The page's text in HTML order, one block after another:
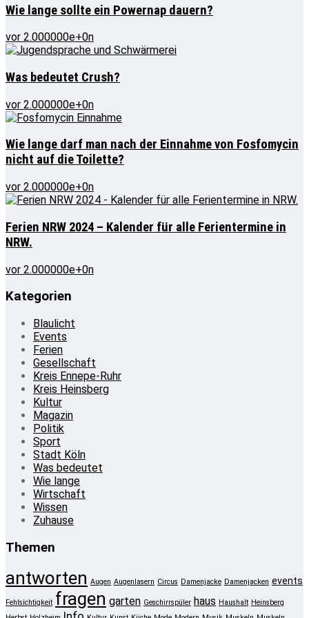
Wie lange sollte ein Powernap dauern?
vor 2.000000e+0n
Was bedeutet Crush?
vor 2.000000e+0n
Wie lange darf man nach der Einnahme von Fosfomycin
nicht auf die Toilette?
vor 2.000000e+0n
Ferien NRW 2024 – Kalender für alle Ferientermine in
NRW.
vor 2.000000e+0n
Kategorien
Blaulicht
Events
Ferien
Gesellschaft
Kreis Ennepe-Ruhr
Kreis Heinsberg
Kultur
Magazin
Politik
Sport
Stadt Köln
Was bedeutet
Wie lange
Wirtschaft
Wissen
Zuhause
Themen
antworten Augen Augenlasern Circus Damenjacke Damenjacken events
Fehlsichtigkeit fragen garten Geschirrspüler haus Haushalt Heinsberg